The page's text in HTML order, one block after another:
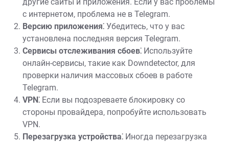
с интернетом‚ проблема не в Telegram.
Версию приложения⁚ Убедитесь‚ что у вас
установлена последняя версия Telegram.
Сервисы отслеживания сбоев⁚ Используйте
онлайн-сервисы‚ такие как Downdetector‚ для
проверки наличия массовых сбоев в работе
Telegram.
VPN⁚ Если вы подозреваете блокировку со
стороны провайдера‚ попробуйте использовать
VPN.
Перезагрузка устройства⁚ Иногда перезагрузка